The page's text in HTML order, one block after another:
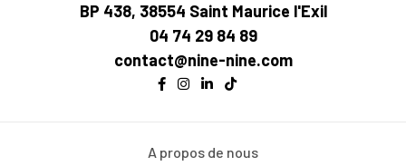
BP 438, 38554 Saint Maurice l'Exil
04 74 29 84 89
contact@nine-nine.com
A propos de nous